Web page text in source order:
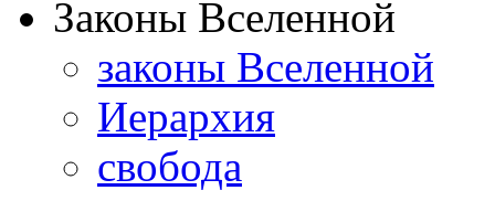
Законы Вселенной
законы Вселенной
Иерархия
свобода